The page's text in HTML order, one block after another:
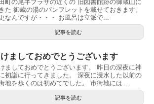
町の尾半プラザの近くの 旧図書館跡の御蔵山に
た 御蔵の湯のパンフレットを載せておきます。
なんですが・・・ お風呂は立派で...
記事を読む
ましておめでとうございます
ましておめでとうございます。 昨日の深夜に神
初詣に行ってきました。 深夜に浸水した以前の
地を歩くのは初めてでした。 市街地には...
記事を読む